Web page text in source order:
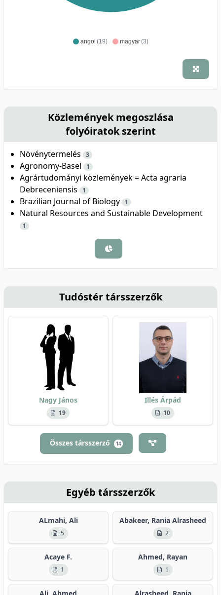
angol (19) magyar(3)
Közlemények megoszlása
folyóiratok szerint
Növénytermelés 3
Agronomy-Basel 1
Agrártudományi közlemények = Acta agraria
Debreceniensis
1
Brazilian Journal of Biology 1
Natural Resources and Sustainable Development
1
Tudóstér társszerzők
Nagy János
19
Illés Árpád
10
Összes társszerző 14
Egyéb társszerzők
ALmahi, Ali
5
Abakeer, Rania Alrasheed
2
Acaye F.
1
Ahmed, Rayan
1
Ali, Ahmed Alrasheed, Rania